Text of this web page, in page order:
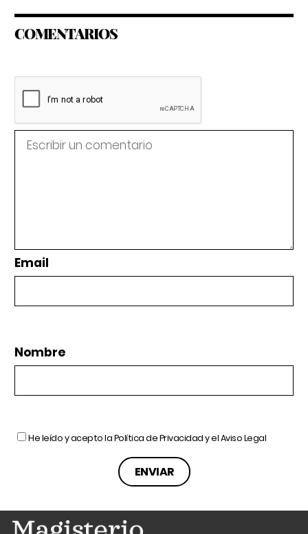
COMENTARIOS
Email
Nombre
He leído y acepto laPolítica de Privacidady elAviso Legal